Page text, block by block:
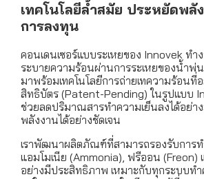
เทคโนโลยีล้ำสมัย ประหยัดพลั
การลงทุน
คอนเดนเซอร์แบบระเหยของ Innovek ท
ระบายความร้อนผ่านการระเหยของน้ำพ่
มาพร้อมเทคโนโลยีการถ่ายเทความร้อนที่
สิทธิบัตร (Patent-Pending) ในรูปแบบ
ช่วยลดปริมาณสารทำความเย็นลงได้อย่า
พลังงานได้อย่างชัดเจน
เราพัฒนาผลิตภัณฑ์ที่สามารถรองรับการ
แอมโมเนีย (Ammonia), ฟรีออน (Freon)
อย่างมีประสิทธิภาพ เหมาะกับทุกระบบทำ